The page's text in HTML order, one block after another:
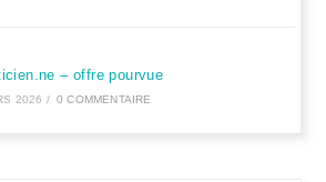
– offre pourvue
2026 / 0 COMMENTAIRE